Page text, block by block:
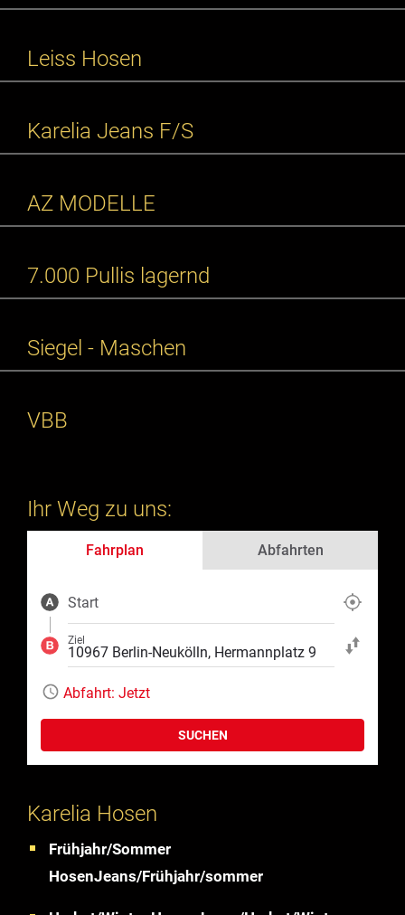
Leiss Hosen
Karelia Jeans F/S
AZ MODELLE
7.000 Pullis lagernd
Siegel - Maschen
VBB
Ihr Weg zu uns:
Fahrplan Abfahrten
Start
Ziel
Start und Ziel
Abfahrt: Jetzt
SUCHEN
Karelia Hosen
Frühjahr/Sommer
HosenJeans/Frühjahr/sommer